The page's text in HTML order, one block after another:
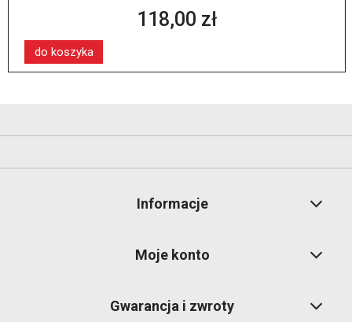
118,00 zł
do koszyka
Informacje
Moje konto
Gwarancja i zwroty